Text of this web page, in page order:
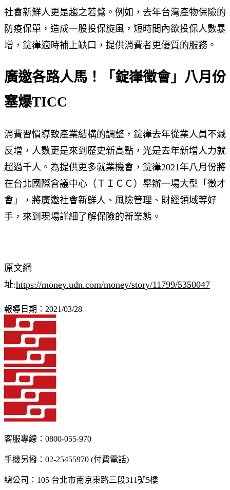
社會新鮮人更是趨之若鶩。例如，去年台灣產物保險的
防疫保單，造成一股投保旋風，短時間內欲投保人數暴
增，錠嵂適時補上缺口，提供消費者更優質的服務。
廣邀各路人馬！「錠嵂徵會」八月份
塞爆TICC
消費習慣導致產業結構的調整，錠嵂去年從業人員不減
反增，人數更是來到歷史新高點，光是去年新增人力就
超過千人。為提供更多就業機會，錠嵂2021年八月份將
在台北國際會議中心（ＴＩＣＣ）舉辦一場大型「徵才
會」，將廣邀社會新鮮人、風險管理、財經領域等好
手，來到現場詳細了解保險的新業態。
原文網
址:https://money.udn.com/money/story/11799/5350047
報導日期：2021/03/28
客服專線：0800-055-970
手機另撥：02-25455970 (付費電話)
總公司：105 台北市南京東路三段311號5樓